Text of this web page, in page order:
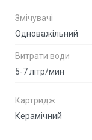
Змічувачі
Одноважільний
Витрати води
5-7 літр/мин
Картридж
Керамічний